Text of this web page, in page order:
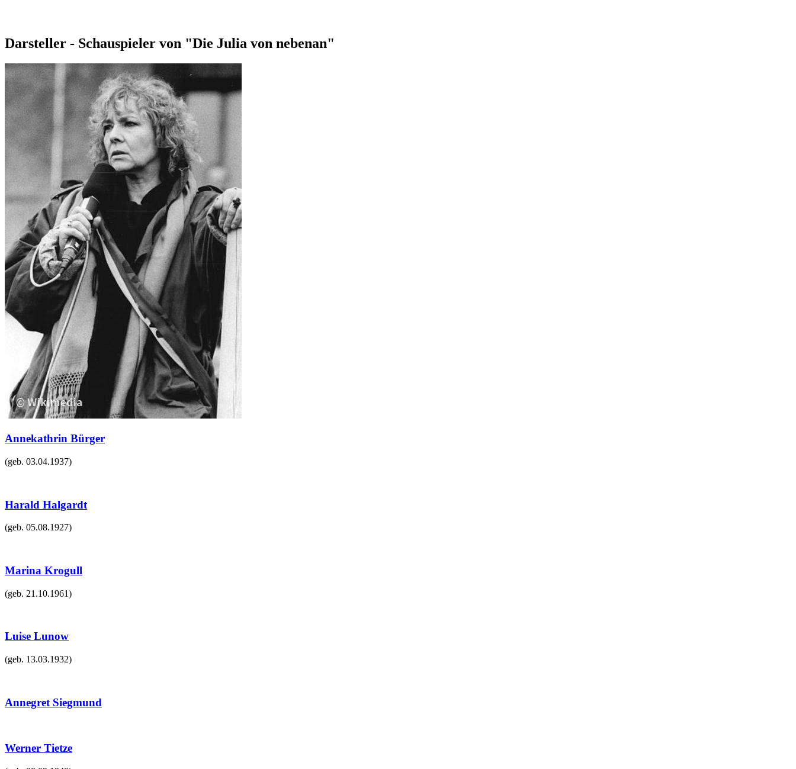
Darsteller - Schauspieler von "Die Julia von nebenan"
Annekathrin Bürger
(geb. 03.04.1937)
Harald Halgardt
(geb. 05.08.1927)
Marina Krogull
(geb. 21.10.1961)
Luise Lunow
(geb. 13.03.1932)
Annegret Siegmund
Werner Tietze